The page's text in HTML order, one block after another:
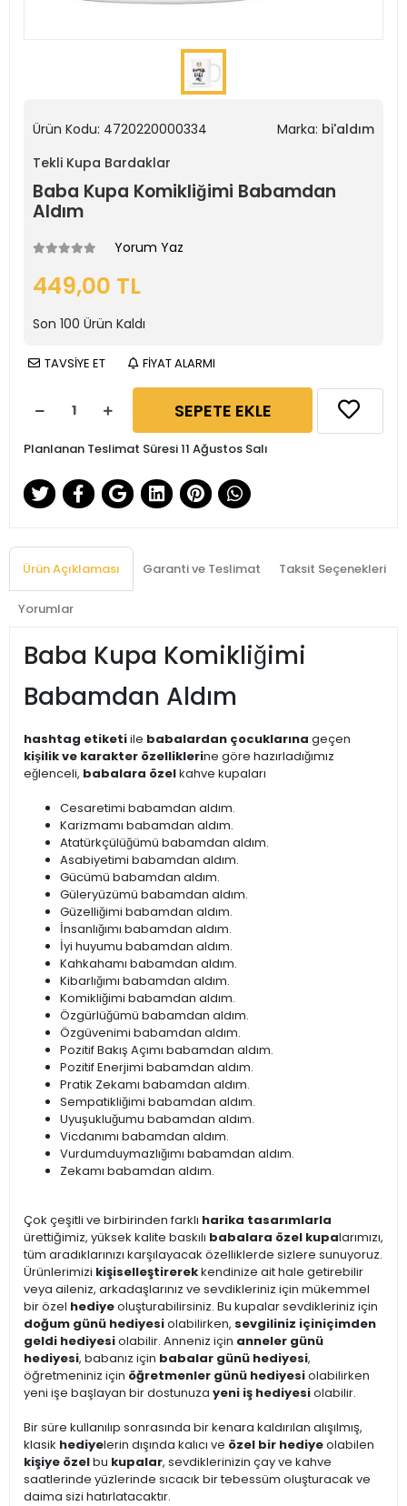
Ürün Kodu: 4720220000334 Marka: bi'aldım
Tekli Kupa Bardaklar
Baba Kupa Komikliğimi Babamdan
Aldım
Yorum Yaz
449,00 TL
Son 100 Ürün Kaldı
TAVSİYE ET FİYAT ALARMI
SEPETE EKLE
Planlanan Teslimat Süresi 11 Ağustos Salı
Ürün Açıklaması Garanti ve Teslimat Taksit Seçenekleri
Yorumlar
Baba Kupa Komikliğimi
Babamdan Aldım
hashtag etiketiile babalardan çocuklarına geçen
kişilik ve karakter özelliklerine göre hazırladığımız
eğlenceli, babalara özelkahve kupaları
Cesaretimi babamdan aldım.
Karizmamı babamdan aldım.
Atatürkçülüğümü babamdan aldım.
Asabiyetimi babamdan aldım.
Gücümü babamdan aldım.
Güleryüzümü babamdan aldım.
Güzelliğimi babamdan aldım.
İnsanlığımı babamdan aldım.
İyi huyumu babamdan aldım.
Kahkahamı babamdan aldım.
Kibarlığımı babamdan aldım.
Komikliğimi babamdan aldım.
Özgürlüğümü babamdan aldım.
Özgüvenimi babamdan aldım.
Pozitif Bakış Açımı babamdan aldım.
Pozitif Enerjimi babamdan aldım.
Pratik Zekamı babamdan aldım.
Sempatikliğimi babamdan aldım.
Uyuşukluğumu babamdan aldım.
Vicdanımı babamdan aldım.
Vurdumduymazlığımı babamdan aldım.
Zekamı babamdan aldım.
Çok çeşitli ve birbirinden farklı harika tasarımlarla
ürettiğimiz, yüksek kalite baskılı babalara özel kupalarımızı,
tüm aradıklarınızı karşılayacak özelliklerde sizlere sunuyoruz.
Ürünlerimizi kişiselleştirerekkendinize ait hale getirebilir
veya aileniz, arkadaşlarınız ve sevdikleriniz için mükemmel
bir özel hediyeoluşturabilirsiniz. Bu kupalar sevdikleriniz için
doğum günü hediyesiolabilirken, sevgiliniz içiniçimden
geldi hediyesiolabilir. Anneniz için anneler günü
hediyesi, babanız için babalar günü hediyesi,
öğretmeniniz için öğretmenler günü hediyesiolabilirken
yeni işe başlayan bir dostunuza yeni iş hediyesiolabilir.
Bir süre kullanılıp sonrasında bir kenara kaldırılan alışılmış,
klasik hediyelerin dışında kalıcı ve özel bir hediyeolabilen
kişiye özelbu kupalar, sevdiklerinizin çay ve kahve
saatlerinde yüzlerinde sıcacık bir tebessüm oluşturacak ve
daima sizi hatırlatacaktır.